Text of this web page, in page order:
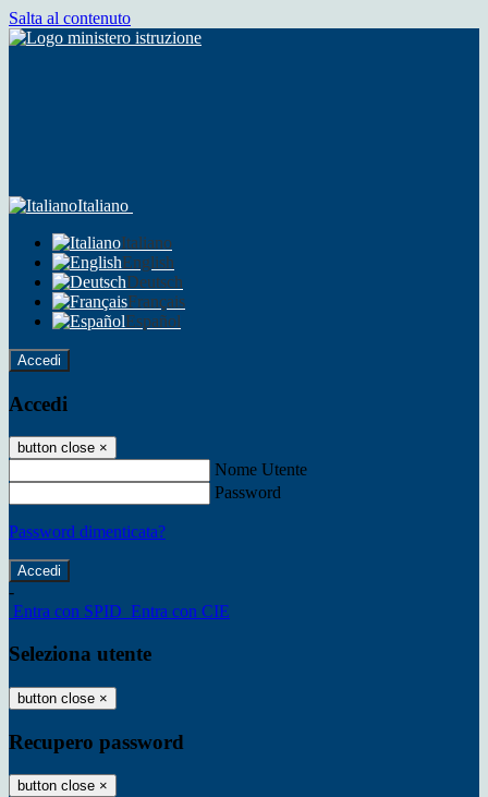
Salta al contenuto
Italiano
Italiano
English
Deutsch
Français
Español
Accedi
Accedi
button close ×
Nome Utente
Password
Password dimenticata?
-
Entra con SPID Entra con CIE
Seleziona utente
button close ×
Recupero password
button close ×